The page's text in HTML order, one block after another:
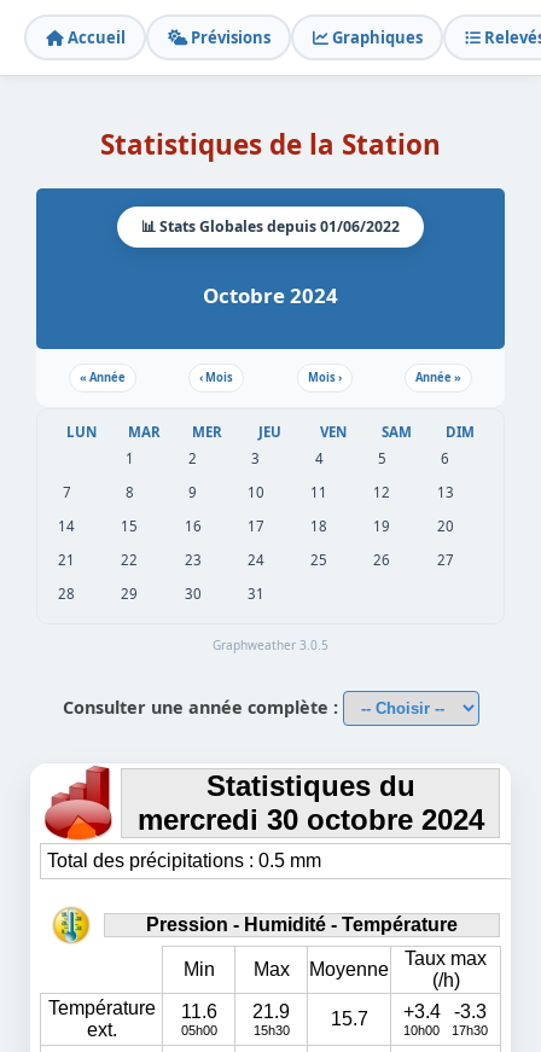
Accueil Prévisions Graphiques
Statistiques de la Station
📊 Stats Globales depuis 01/06/2022
Octobre 2024
« Année ‹Mois Mois› Année»
LUN MAR MER JEU VEN SAM
DIM
1
2 3 4 5
6
7
8 9 10 11 12
13
14
15 16 17 18 19
20
21
22 23 24 25 26
27
28
29 30 31
Graphweather 3.0.5
Consulter une année complète :